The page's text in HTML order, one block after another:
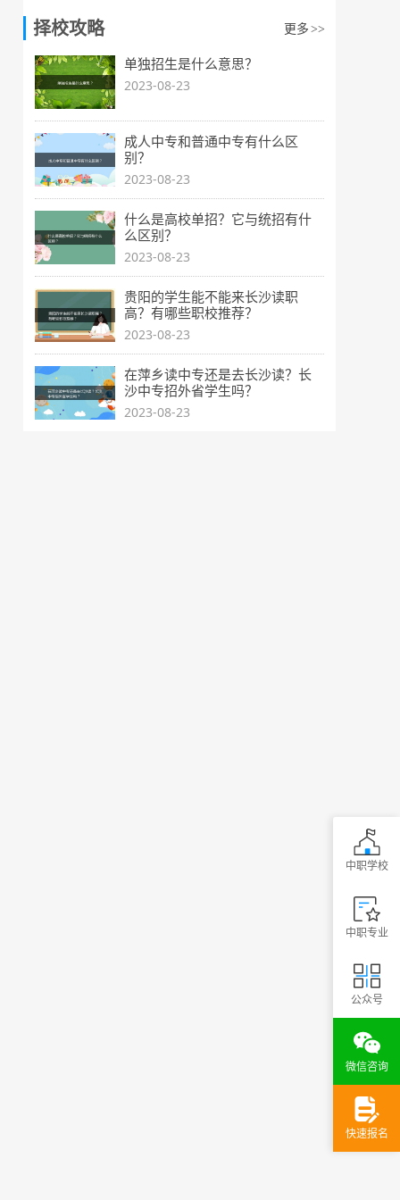
择校攻略 更多 >>
单独招生是什么意思？
2023-08-23
成人中专和普通中专有什么区
别？
2023-08-23
什么是高校单招？它与统招有什
么区别？
2023-08-23
贵阳的学生能不能来长沙读职
高？有哪些职校推荐？
2023-08-23
在萍乡读中专还是去长沙读？长
沙中专招外省学生吗？
2023-08-23
中职学校
中职专业
公众号
微信咨询
快速报名